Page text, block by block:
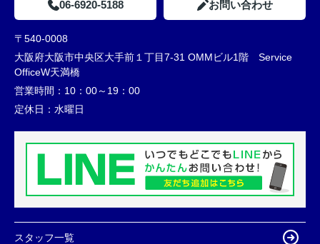
06-6920-5188 お問い合わせ
〒540-0008
大阪府大阪市中央区大手前１丁目7-31 OMMビル1階 Service
OfficeW天満橋
営業時間： 10：00～19：00
定休日： 水曜日
スタッフ一覧